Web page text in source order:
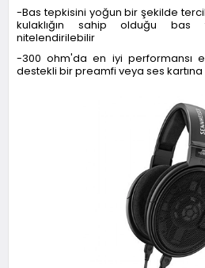
-Bas tepkisini yoğun bir şekilde
kulaklığın sahip olduğu bas
nitelendirilebilir
-300 ohm'da en iyi performansı
destekli bir preamfi veya ses kartına